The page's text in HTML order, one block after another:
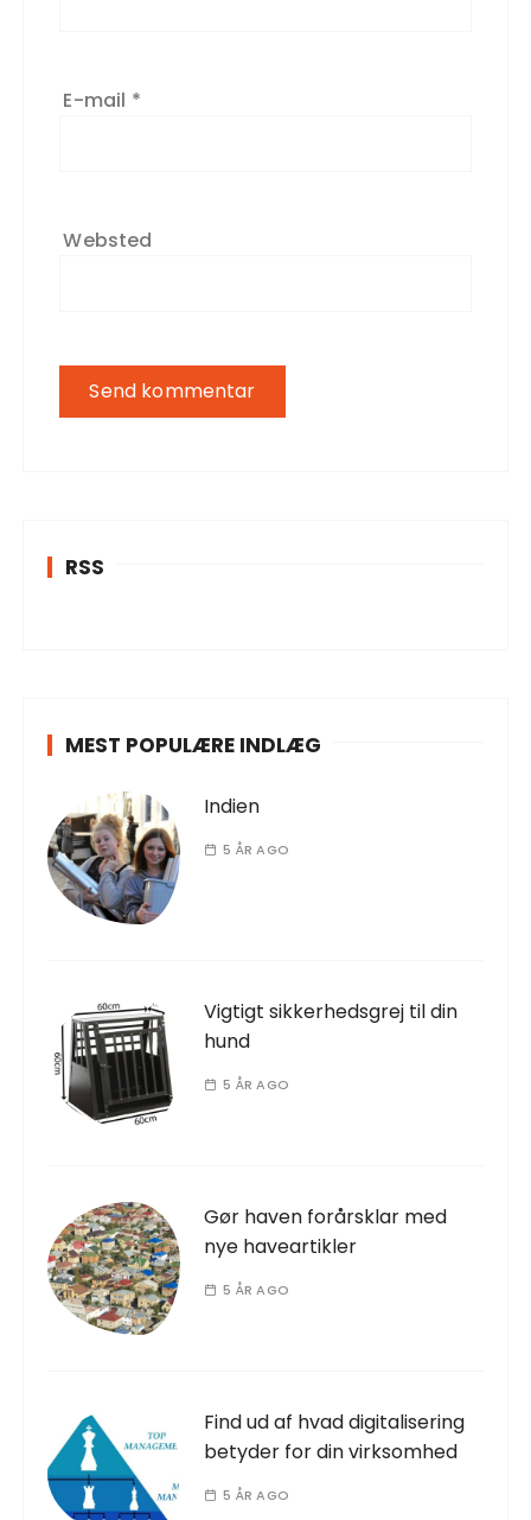
E-mail *
Websted
RSS
MEST POPULÆRE INDLÆG
Indien
5 ÅR AGO
Vigtigt sikkerhedsgrej til din
hund
5 ÅR AGO
Gør haven forårsklar med
nye haveartikler
5 ÅR AGO
Find ud af hvad digitalisering
betyder for din virksomhed
5 ÅR AGO